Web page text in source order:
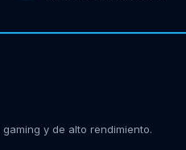
y de alto rendimiento.